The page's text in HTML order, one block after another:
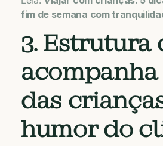
fim de semana com
3. Estrutura
das
humor do